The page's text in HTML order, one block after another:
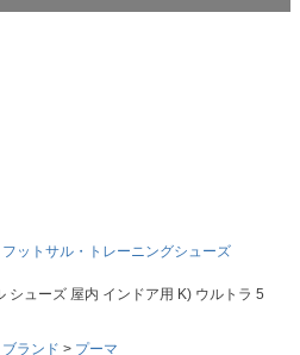
フットサル・トレーニングシューズ
シューズ 屋内 インドア用 K) ウルトラ 5
ブランド
プーマ